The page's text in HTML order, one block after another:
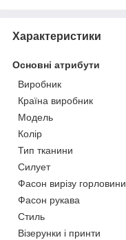
Характеристики
Основні атрибути
Виробник
Країна виробник
Модель
Колір
Тип тканини
Силует
Фасон вирізу горловини
Фасон рукава
Стиль
Візерунки і принти